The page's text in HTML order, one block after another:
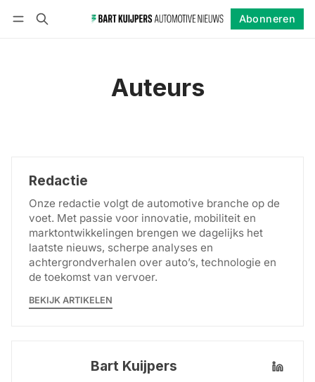
Abonneren
Auteurs
Redactie
Onze redactie volgt de automotive branche op de
voet. Met passie voor innovatie, mobiliteit en
marktontwikkelingen brengen we dagelijks het
laatste nieuws, scherpe analyses en
achtergrondverhalen over auto’s, technologie en
de toekomst van vervoer.
BEKIJK ARTIKELEN
Bart Kuijpers